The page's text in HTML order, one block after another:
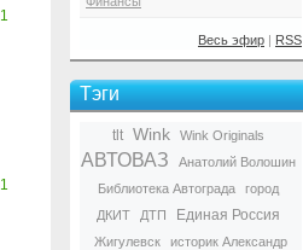
Весь эфир | RSS
Тэги
tlt Wink Wink Originals
АВТОВАЗ
Анатолий Волошин
Библиотека Автограда
город
ДКИТ
ДТП Единая Россия
Жигулевск
историк Александр